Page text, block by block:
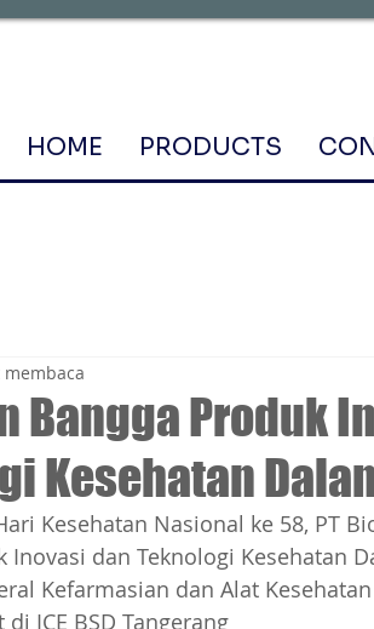
HOME PRODUCTS
Bangga Produk
Kesehatan
Kesehatan Nasional ke 58, PT
Inovasi dan Teknologi Kesehatan
Kefarmasian dan Alat
ICE BSD Tangerang